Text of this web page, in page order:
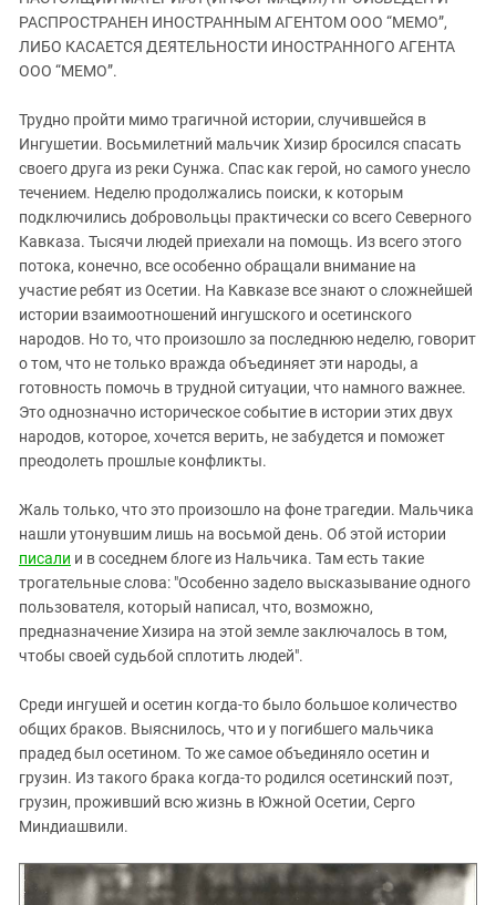
ЗАСТАВЛЯЕТ
МОБИЛИЗАЦИЯ И ПРОТЕСТЫ
Дагестан
Ингушетия
Калмыкия
Карачаево-Черкесия
Краснодарский край
Нагорный Карабах
Российская Федерация
Ростовская область
Северная Осетия - Алания
СКФО
Ставропольский край
Чечня
Южная Осетия
ЮФО
РАСПРОСТРАНЕН ИНОСТРАННЫМ АГЕНТОМ ООО “МЕМО”,
ЛИБО КАСАЕТСЯ ДЕЯТЕЛЬНОСТИ ИНОСТРАННОГО АГЕНТА
ООО “МЕМО”.
Трудно пройти мимо трагичной истории, случившейся в
Ингушетии. Восьмилетний мальчик Хизир бросился спасать
своего друга из реки Сунжа. Спас как герой, но самого унесло
течением. Неделю продолжались поиски, к которым
подключились добровольцы практически со всего Северного
Кавказа. Тысячи людей приехали на помощь. Из всего этого
потока, конечно, все особенно обращали внимание на
участие ребят из Осетии. На Кавказе все знают о сложнейшей
истории взаимоотношений ингушского и осетинского
народов. Но то, что произошло за последнюю неделю, говорит
о том, что не только вражда объединяет эти народы, а
готовность помочь в трудной ситуации, что намного важнее.
Это однозначно историческое событие в истории этих двух
народов, которое, хочется верить, не забудется и поможет
преодолеть прошлые конфликты.
Жаль только, что это произошло на фоне трагедии. Мальчика
нашли утонувшим лишь на восьмой день. Об этой истории
писали и в соседнем блоге из Нальчика. Там есть такие
трогательные слова: "Особенно задело высказывание одного
пользователя, который написал, что, возможно,
предназначение Хизира на этой земле заключалось в том,
чтобы своей судьбой сплотить людей".
Среди ингушей и осетин когда-то было большое количество
общих браков. Выяснилось, что и у погибшего мальчика
прадед был осетином. То же самое объединяло осетин и
грузин. Из такого брака когда-то родился осетинский поэт,
грузин, проживший всю жизнь в Южной Осетии, Серго
Миндиашвили.